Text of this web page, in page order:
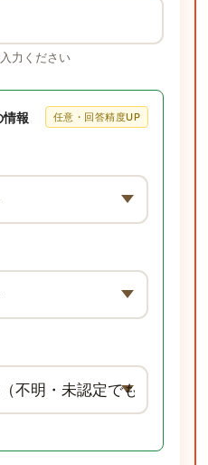
力ください
情報 任意・回答精度UP